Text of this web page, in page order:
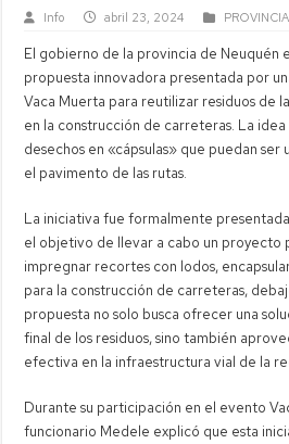
Info abril 23, 2024 PROVINCIA
El gobierno de la provincia de Neuquén
propuesta innovadora presentada por
Vaca Muerta para reutilizar residuos de
en la construcción de carreteras. La
desechos en «cápsulas» que puedan ser
el pavimento de las rutas.
La iniciativa fue formalmente
el objetivo de llevar a cabo un proyecto
impregnar recortes con lodos,
para la construcción de carreteras,
propuesta no solo busca ofrecer una
final de los residuos, sino también
efectiva en la infraestructura vial de la
Durante su participación en el evento
funcionario Medele explicó que esta